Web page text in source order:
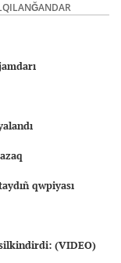
qwpiyası
silkindirdi: (VIDEO)